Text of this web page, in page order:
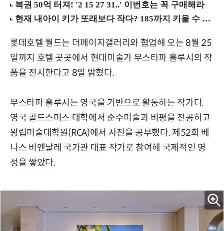
롯데호텔 월드는 더페이지갤러리와 협업해 오는 8월 25
일까지 호텔 곳곳에서 현대미술가 무스타파 훌루시의 작
품을 전시한다고 8일 밝혔다.
무스타파 훌루시는 영국을 기반으로 활동하는 작가다.
영국 골드스미스 대학에서 순수미술과 비평을 전공하고
왕립미술대학원(RCA)에서 사진을 공부했다. 제52회 베
니스 비엔날레 국가관 대표 작가로 참여해 국제적인 명
성을 쌓았다.